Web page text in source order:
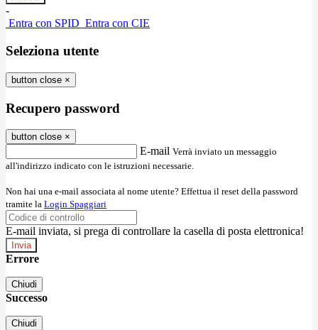
-
Entra con SPID Entra con CIE
Seleziona utente
button close ×
Recupero password
button close ×
E-mail Verrà inviato un messaggio
all'indirizzo indicato con le istruzioni necessarie.
Non hai una e-mail associata al nome utente? Effettua il reset della password
tramite la Login Spaggiari
E-mail inviata, si prega di controllare la casella di posta elettronica!
Errore
Chiudi
Successo
Chiudi